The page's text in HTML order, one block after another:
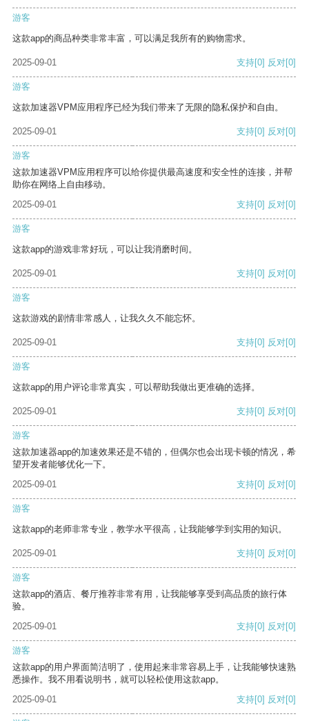
游客
这款app的商品种类非常丰富，可以满足我所有的购物需求。
2025-09-01 支持[0] 反对[0]
游客
这款加速器VPM应用程序已经为我们带来了无限的隐私保护和自由。
2025-09-01 支持[0] 反对[0]
游客
这款加速器VPM应用程序可以给你提供最高速度和安全性的连接，并帮
助你在网络上自由移动。
2025-09-01
支持[0] 反对[0]
游客
这款app的游戏非常好玩，可以让我消磨时间。
2025-09-01 支持[0] 反对[0]
游客
这款游戏的剧情非常感人，让我久久不能忘怀。
2025-09-01 支持[0] 反对[0]
游客
这款app的用户评论非常真实，可以帮助我做出更准确的选择。
2025-09-01 支持[0] 反对[0]
游客
这款加速器app的加速效果还是不错的，但偶尔也会出现卡顿的情况，希
望开发者能够优化一下。
2025-09-01
支持[0] 反对[0]
游客
这款app的老师非常专业，教学水平很高，让我能够学到实用的知识。
2025-09-01 支持[0] 反对[0]
游客
这款app的酒店、餐厅推荐非常有用，让我能够享受到高品质的旅行体
验。
2025-09-01
支持[0] 反对[0]
游客
这款app的用户界面简洁明了，使用起来非常容易上手，让我能够快速熟
悉操作。我不用看说明书，就可以轻松使用这款app。
2025-09-01
支持[0] 反对[0]